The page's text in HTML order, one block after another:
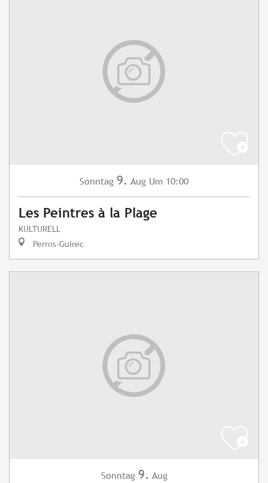
Sonntag 9. Aug Um 10:00
Les Peintres à la Plage
KULTURELL
Perros-Guirec
Sonntag 9. Aug